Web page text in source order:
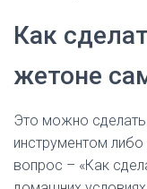
Как
жетоне
Это можно
инструментом
вопрос – «Как